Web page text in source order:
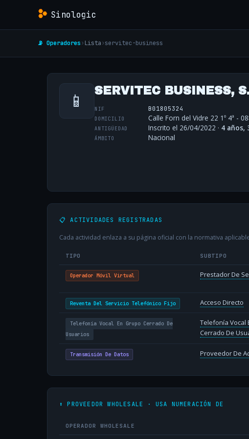
Sinologic
📡 Operadores› Lista›servitec-business
📱 SERVITEC BUSINESS,
NIF B01805324
DOMICILIO Calle Forn del Vidre 22 1º 4ª -
ANTIGÜEDAD Inscrito el 26/04/2022 · 4 años,
ÁMBITO Nacional
📋 ACTIVIDADES REGISTRADAS
Cada actividad enlaza a su página oficial con la normativa
TIPO SUBTIPO
Operador Móvil Virtual Prestador De
Reventa Del Servicio Telefónico Fijo Acceso Directo
Telefonía Vocal En Grupo Cerrado De
Usuarios
Telefonía Vocal
Cerrado De
Transmisión De Datos Proveedor De
⬆️ PROVEEDOR WHOLESALE · USA NUMERACIÓN DE
OPERADOR WHOLESALE